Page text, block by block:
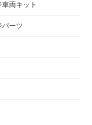
両キット
ーツ